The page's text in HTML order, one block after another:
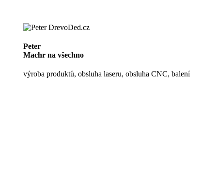
Peter
Machr na všechno
výroba produktů, obsluha laseru, obsluha CNC, balení